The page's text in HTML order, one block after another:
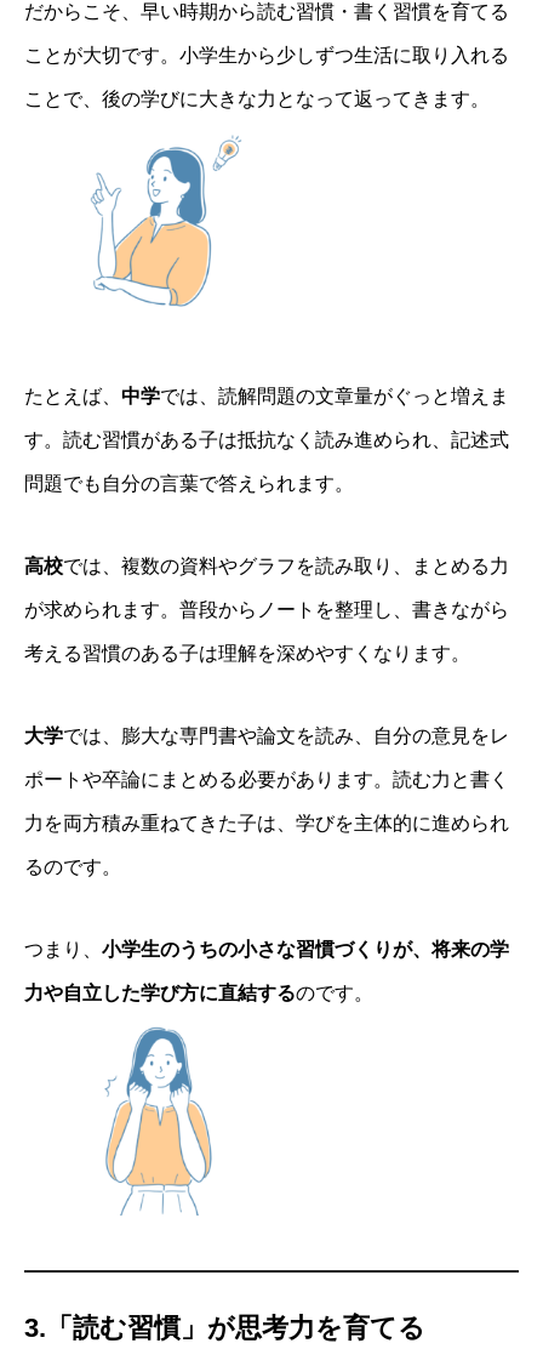
だからこそ、早い時期から読む習慣・書く習慣を育てる
ことが大切です。小学生から少しずつ生活に取り入れる
ことで、後の学びに大きな力となって返ってきます。
たとえば、 中学では、読解問題の文章量がぐっと増えま
す。読む習慣がある子は抵抗なく読み進められ、記述式
問題でも自分の言葉で答えられます。
高校では、複数の資料やグラフを読み取り、まとめる力
が求められます。普段からノートを整理し、書きながら
考える習慣のある子は理解を深めやすくなります。
大学では、膨大な専門書や論文を読み、自分の意見をレ
ポートや卒論にまとめる必要があります。読む力と書く
力を両方積み重ねてきた子は、学びを主体的に進められ
るのです。
つまり、 小学生のうちの小さな習慣づくりが、将来の学
力や自立した学び方に直結するのです。
3.「読む習慣」が思考力を育てる